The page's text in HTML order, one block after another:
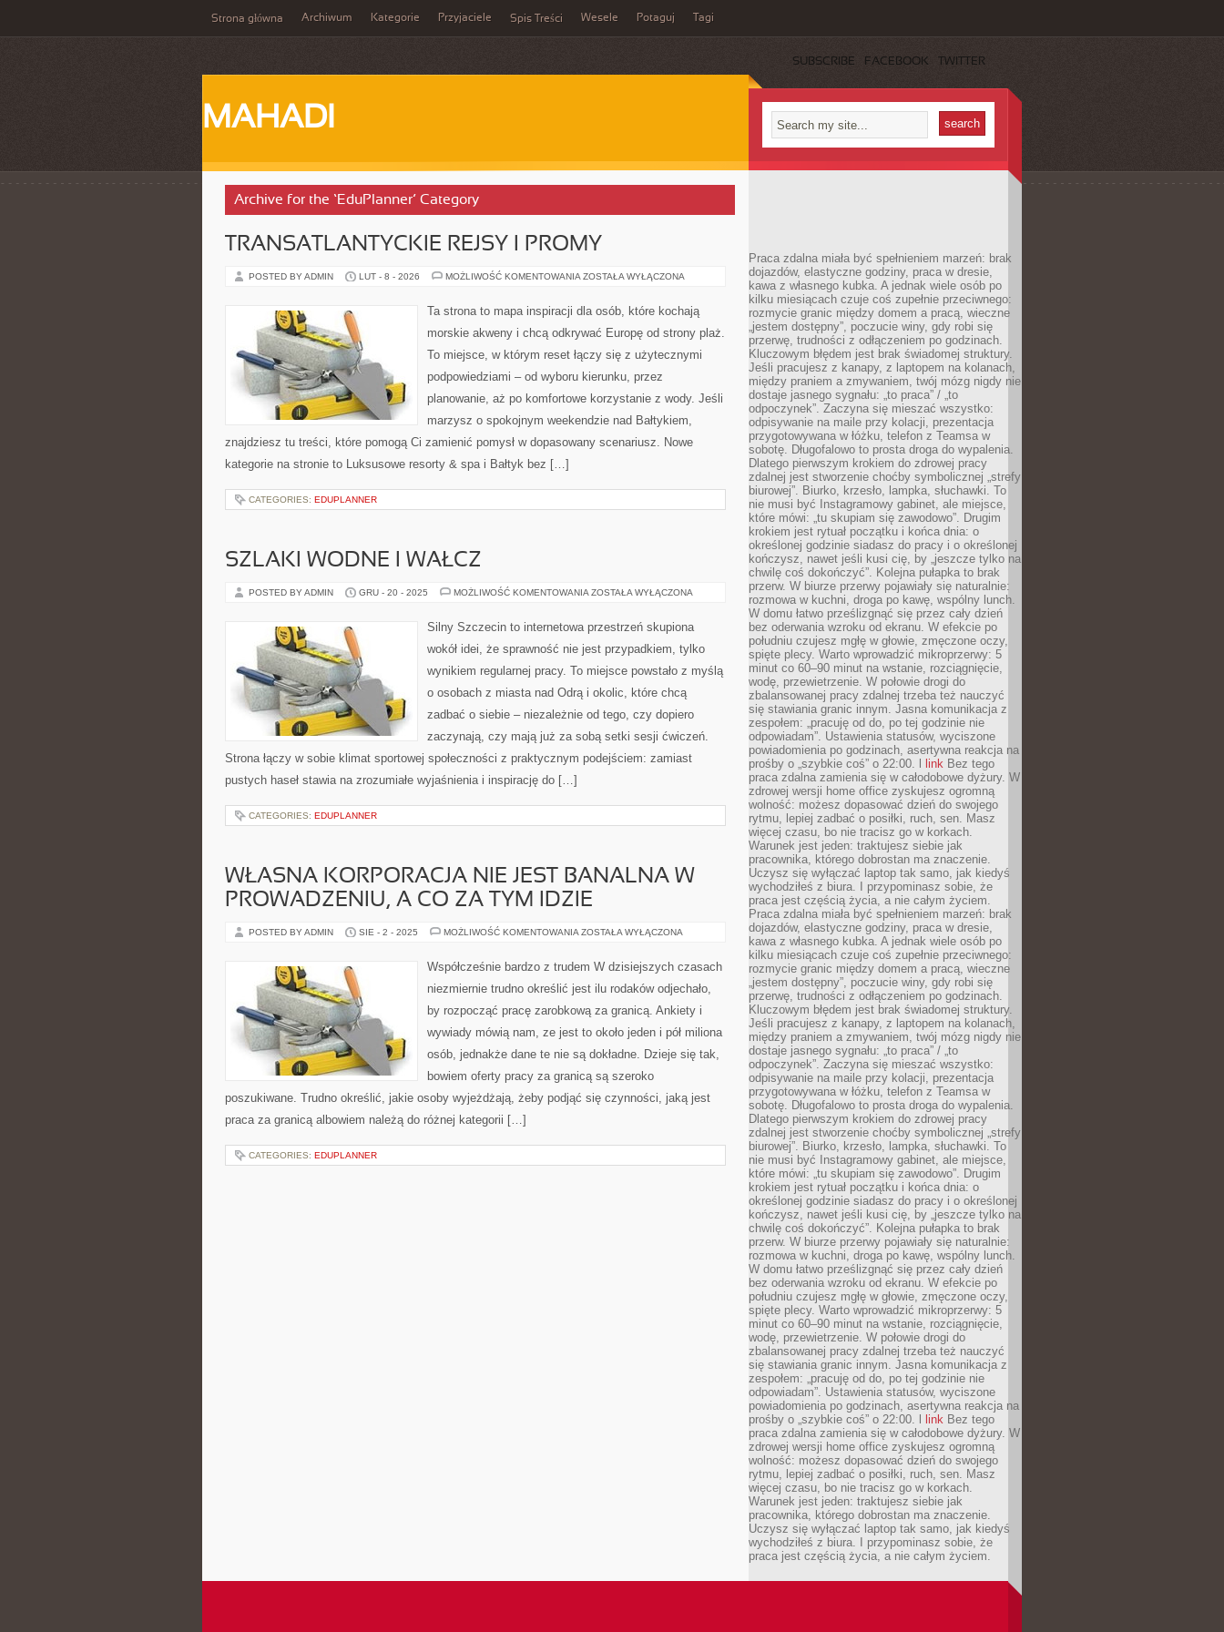
Strona główna Archiwum Kategorie Przyjaciele Spis Treści Wesele Potaguj Tagi
SUBSCRIBE FACEBOOK TWITTER
MAHADI
Archive for the ‘EduPlanner’ Category
TRANSATLANTYCKIE REJSY I PROMY
POSTED BY ADMIN LUT - 8 - 2026 MOŻLIWOŚĆ KOMENTOWANIA TRANSATLANTYCKIE
PROMY
ZOSTAŁA WYŁĄCZONA
Ta strona to mapa inspiracji dla osób, które kochają
morskie akweny i chcą odkrywać Europę od strony plaż.
To miejsce, w którym reset łączy się z użytecznymi
podpowiedziami – od wyboru kierunku, przez
planowanie, aż po komfortowe korzystanie z wody. Jeśli
marzysz o spokojnym weekendzie nad Bałtykiem,
znajdziesz tu treści, które pomogą Ci zamienić pomysł w dopasowany scenariusz. Nowe
kategorie na stronie to Luksusowe resorty & spa i Bałtyk bez […]
CATEGORIES: EDUPLANNER
SZLAKI WODNE I WAŁCZ
POSTED BY ADMIN GRU - 20 - 2025 MOŻLIWOŚĆ KOMENTOWANIA SZLAKI
WAŁCZ
ZOSTAŁA WYŁĄCZONA
Silny Szczecin to internetowa przestrzeń skupiona
wokół idei, że sprawność nie jest przypadkiem, tylko
wynikiem regularnej pracy. To miejsce powstało z myślą
o osobach z miasta nad Odrą i okolic, które chcą
zadbać o siebie – niezależnie od tego, czy dopiero
zaczynają, czy mają już za sobą setki sesji ćwiczeń.
Strona łączy w sobie klimat sportowej społeczności z praktycznym podejściem: zamiast
pustych haseł stawia na zrozumiałe wyjaśnienia i inspirację do […]
CATEGORIES: EDUPLANNER
WŁASNA KORPORACJA NIE JEST BANALNA W
PROWADZENIU, A CO ZA TYM IDZIE
POSTED BY ADMIN SIE - 2 - 2025 MOŻLIWOŚĆ KOMENTOWANIA WŁASNA
JEST
BANALNA
PROWADZENIU,
CO
TYM
ZOSTAŁA WYŁĄCZONA
Współcześnie bardzo z trudem W dzisiejszych czasach
niezmiernie trudno określić jest ilu rodaków odjechało,
by rozpocząć pracę zarobkową za granicą. Ankiety i
wywiady mówią nam, ze jest to około jeden i pół miliona
osób, jednakże dane te nie są dokładne. Dzieje się tak,
bowiem oferty pracy za granicą są szeroko
poszukiwane. Trudno określić, jakie osoby wyjeżdżają, żeby podjąć się czynności, jaką jest
praca za granicą albowiem należą do różnej kategorii […]
CATEGORIES: EDUPLANNER
Praca zdalna miała być spełnieniem marzeń: brak
dojazdów, elastyczne godziny, praca w dresie,
kawa z własnego kubka. A jednak wiele osób po
kilku miesiącach czuje coś zupełnie przeciwnego:
rozmycie granic między domem a pracą, wieczne
„jestem dostępny”, poczucie winy, gdy robi się
przerwę, trudności z odłączeniem po godzinach.
Kluczowym błędem jest brak świadomej struktury.
Jeśli pracujesz z kanapy, z laptopem na kolanach,
między praniem a zmywaniem, twój mózg nigdy nie
dostaje jasnego sygnału: „to praca” / „to
odpoczynek”. Zaczyna się mieszać wszystko:
odpisywanie na maile przy kolacji, prezentacja
przygotowywana w łóżku, telefon z Teamsa w
sobotę. Długofalowo to prosta droga do wypalenia.
Dlatego pierwszym krokiem do zdrowej pracy
zdalnej jest stworzenie choćby symbolicznej „strefy
biurowej”. Biurko, krzesło, lampka, słuchawki. To
nie musi być Instagramowy gabinet, ale miejsce,
które mówi: „tu skupiam się zawodowo”. Drugim
krokiem jest rytuał początku i końca dnia: o
określonej godzinie siadasz do pracy i o określonej
kończysz, nawet jeśli kusi cię, by „jeszcze tylko na
chwilę coś dokończyć”. Kolejna pułapka to brak
przerw. W biurze przerwy pojawiały się naturalnie:
rozmowa w kuchni, droga po kawę, wspólny lunch.
W domu łatwo prześlizgnąć się przez cały dzień
bez oderwania wzroku od ekranu. W efekcie po
południu czujesz mgłę w głowie, zmęczone oczy,
spięte plecy. Warto wprowadzić mikroprzerwy: 5
minut co 60–90 minut na wstanie, rozciągnięcie,
wodę, przewietrzenie. W połowie drogi do
zbalansowanej pracy zdalnej trzeba też nauczyć
się stawiania granic innym. Jasna komunikacja z
zespołem: „pracuję od do, po tej godzinie nie
odpowiadam”. Ustawienia statusów, wyciszone
powiadomienia po godzinach, asertywna reakcja na
prośby o „szybkie coś” o 22:00. l
link Bez tego
praca zdalna zamienia się w całodobowe dyżury. W
zdrowej wersji home office zyskujesz ogromną
wolność: możesz dopasować dzień do swojego
rytmu, lepiej zadbać o posiłki, ruch, sen. Masz
więcej czasu, bo nie tracisz go w korkach.
Warunek jest jeden: traktujesz siebie jak
pracownika, którego dobrostan ma znaczenie.
Uczysz się wyłączać laptop tak samo, jak kiedyś
wychodziłeś z biura. I przypominasz sobie, że
praca jest częścią życia, a nie całym życiem.
Praca zdalna miała być spełnieniem marzeń: brak
dojazdów, elastyczne godziny, praca w dresie,
kawa z własnego kubka. A jednak wiele osób po
kilku miesiącach czuje coś zupełnie przeciwnego:
rozmycie granic między domem a pracą, wieczne
„jestem dostępny”, poczucie winy, gdy robi się
przerwę, trudności z odłączeniem po godzinach.
Kluczowym błędem jest brak świadomej struktury.
Jeśli pracujesz z kanapy, z laptopem na kolanach,
między praniem a zmywaniem, twój mózg nigdy nie
dostaje jasnego sygnału: „to praca” / „to
odpoczynek”. Zaczyna się mieszać wszystko:
odpisywanie na maile przy kolacji, prezentacja
przygotowywana w łóżku, telefon z Teamsa w
sobotę. Długofalowo to prosta droga do wypalenia.
Dlatego pierwszym krokiem do zdrowej pracy
zdalnej jest stworzenie choćby symbolicznej „strefy
biurowej”. Biurko, krzesło, lampka, słuchawki. To
nie musi być Instagramowy gabinet, ale miejsce,
które mówi: „tu skupiam się zawodowo”. Drugim
krokiem jest rytuał początku i końca dnia: o
określonej godzinie siadasz do pracy i o określonej
kończysz, nawet jeśli kusi cię, by „jeszcze tylko na
chwilę coś dokończyć”. Kolejna pułapka to brak
przerw. W biurze przerwy pojawiały się naturalnie:
rozmowa w kuchni, droga po kawę, wspólny lunch.
W domu łatwo prześlizgnąć się przez cały dzień
bez oderwania wzroku od ekranu. W efekcie po
południu czujesz mgłę w głowie, zmęczone oczy,
spięte plecy. Warto wprowadzić mikroprzerwy: 5
minut co 60–90 minut na wstanie, rozciągnięcie,
wodę, przewietrzenie. W połowie drogi do
zbalansowanej pracy zdalnej trzeba też nauczyć
się stawiania granic innym. Jasna komunikacja z
zespołem: „pracuję od do, po tej godzinie nie
odpowiadam”. Ustawienia statusów, wyciszone
powiadomienia po godzinach, asertywna reakcja na
prośby o „szybkie coś” o 22:00. l
link Bez tego
praca zdalna zamienia się w całodobowe dyżury. W
zdrowej wersji home office zyskujesz ogromną
wolność: możesz dopasować dzień do swojego
rytmu, lepiej zadbać o posiłki, ruch, sen. Masz
więcej czasu, bo nie tracisz go w korkach.
Warunek jest jeden: traktujesz siebie jak
pracownika, którego dobrostan ma znaczenie.
Uczysz się wyłączać laptop tak samo, jak kiedyś
wychodziłeś z biura. I przypominasz sobie, że
praca jest częścią życia, a nie całym życiem.